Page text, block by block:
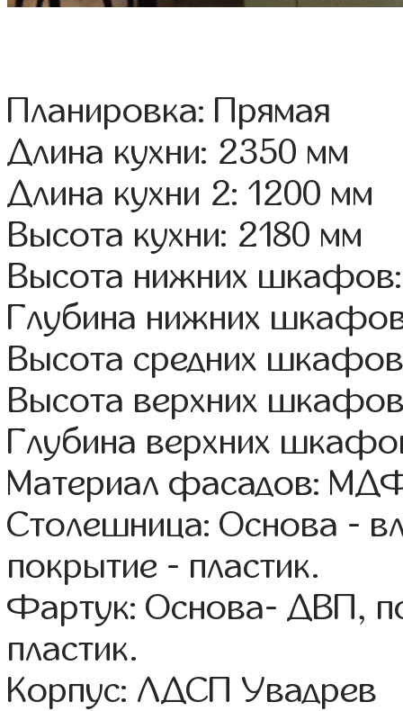
Планировка: Прямая
Длина кухни: 2350 мм
Длина кухни 2: 1200 мм
Высота кухни: 2180 мм
Высота нижних
Глубина нижних
Высота средних
Высота верхних
Глубина верхних
Материал фасадов:
Столешница: Основа -
покрытие - пластик.
Фартук: Основа- ДВП,
пластик.
Корпус: ЛДСП Увадрев